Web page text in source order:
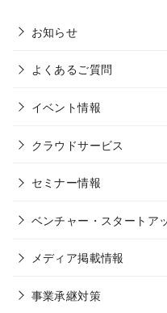
お知らせ
よくあるご質問
イベント情報
クラウドサービス
セミナー情報
ベンチャー・スタートア
メディア掲載情報
事業承継対策